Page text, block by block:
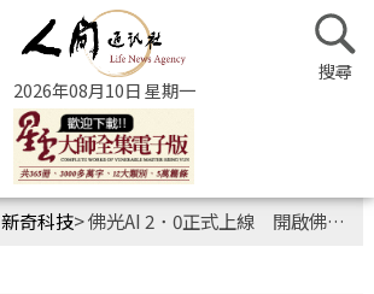
2026年08月10日 星期一
新奇科技>佛光AI 2．0正式上線 開啟佛典多語翻譯新紀元